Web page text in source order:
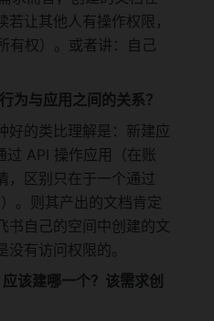
目录文件夹信息
父文件夹
查询的文件类型
string,
{
:=
若让其他人有操作权限，
有权）。或者讲：自己
为与应用之间的关系？
好的类比理解是：新建应
过 API 操作应用（在账
，区别只在于一个通过
。则其产出的文档肯定
书自己的空间中创建的文
有访问权限的。
该建哪一个？该需求创